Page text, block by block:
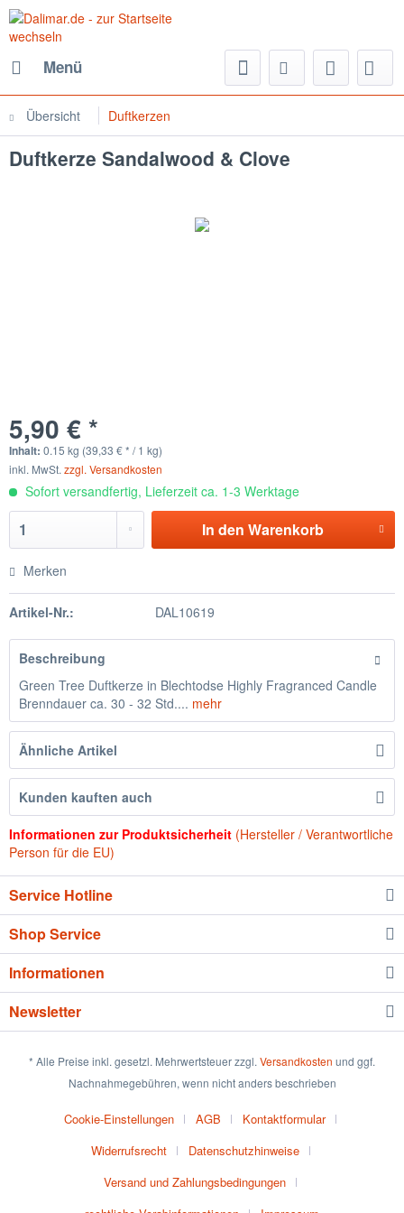
Menü
Übersicht Duftkerzen
Duftkerze Sandalwood & Clove
5,90 € *
Inhalt: 0.15 kg (39,33 € * / 1 kg)
inkl. MwSt. zzgl. Versandkosten
Sofort versandfertig, Lieferzeit ca. 1-3 Werktage
In den Warenkorb
Merken
Artikel-Nr.: DAL10619
Beschreibung
Green Tree Duftkerze in Blechtodse Highly Fragranced Candle
Brenndauer ca. 30 - 32 Std.... mehr
Ähnliche Artikel
Kunden kauften auch
Informationen zur Produktsicherheit (Hersteller / Verantwortliche
Person für die EU)
Service Hotline
Shop Service
Informationen
Newsletter
* Alle Preise inkl. gesetzl. Mehrwertsteuer zzgl. Versandkosten und ggf.
Nachnahmegebühren, wenn nicht anders beschrieben
Cookie-Einstellungen AGB
Kontaktformular
Widerrufsrecht
Datenschutzhinweise
Versand und Zahlungsbedingungen